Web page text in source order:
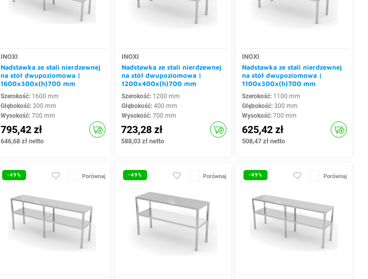
INOXI
Nadstawka ze stali nierdzewnej
na stół dwupoziomowa |
1600x300x(h)700 mm
Szerokość: 1600 mm
Głębokość: 300 mm
Wysokość: 700 mm
795,42 zł
646,68 zł netto
INOXI
Nadstawka ze stali nierdzewnej
na stół dwupoziomowa |
1200x400x(h)700 mm
Szerokość: 1200 mm
Głębokość: 400 mm
Wysokość: 700 mm
723,28 zł
588,03 zł netto
INOXI
Nadstawka ze stali nierdzewnej
na stół dwupoziomowa |
1100x300x(h)700 mm
Szerokość: 1100 mm
Głębokość: 300 mm
Wysokość: 700 mm
625,42 zł
508,47 zł netto
-49% Porównaj -49% Porównaj -49% Porównaj